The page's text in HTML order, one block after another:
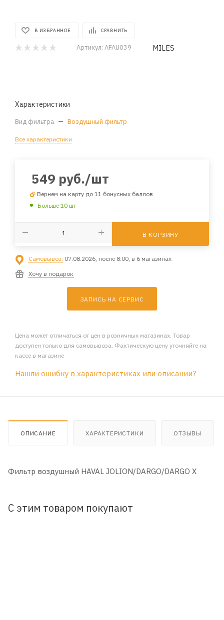
В ИЗБРАННОЕ СРАВНИТЬ
Артикул: AFAU039 MILES
Характеристики
Вид фильтра — Воздушный фильтр
Все характеристики
549 руб./шт
Вернем на карту до 11 бонусных баллов
Больше 10 шт
В КОРЗИНУ
Самовывоз: 07.08.2026, после 8:00, в 6 магазинах
Хочу в подарок
ЗАПИСЬ НА СЕРВИС
Цена может отличаться от цен в розничных магазинах. Товар
доступен только для самовывоза. Фактическую цену уточняйте на
кассе в магазине
Нашли ошибку в характеристиках или описании?
ОПИСАНИЕ ХАРАКТЕРИСТИКИ ОТЗЫВЫ
Фильтр воздушный HAVAL JOLION/DARGO/DARGO X
С этим товаром покупают